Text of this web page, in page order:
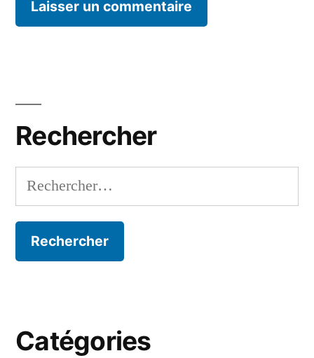
Rechercher
Rechercher :
Catégories